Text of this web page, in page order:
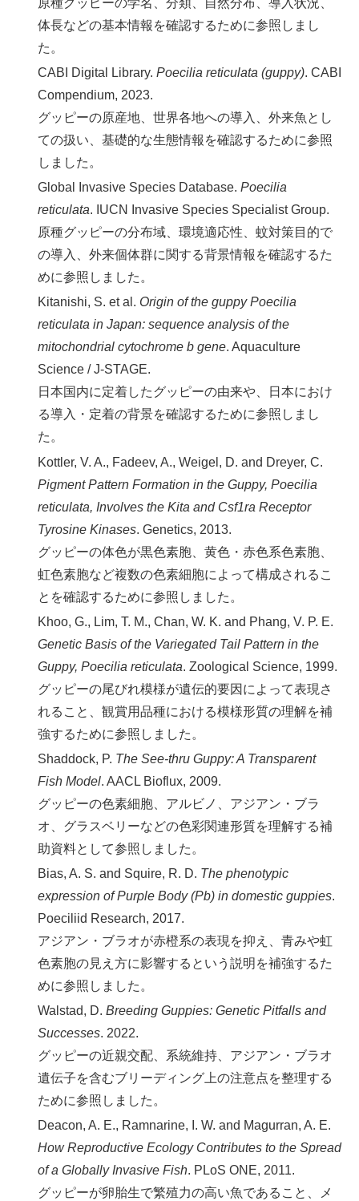
体長などの基本情報を確認するために参照しまし
た。
CABI Digital Library.Poecilia reticulata (guppy). CABI
Compendium, 2023.
グッピーの原産地、世界各地への導入、外来魚とし
ての扱い、基礎的な生態情報を確認するために参照
しました。
Global Invasive Species Database.Poecilia
reticulata. IUCN Invasive Species Specialist Group.
原種グッピーの分布域、環境適応性、蚊対策目的で
の導入、外来個体群に関する背景情報を確認するた
めに参照しました。
Kitanishi, S. et al. Origin of the guppy Poecilia
reticulata in Japan: sequence analysis of the
mitochondrial cytochrome b gene. Aquaculture
Science / J-STAGE.
日本国内に定着したグッピーの由来や、日本におけ
る導入・定着の背景を確認するために参照しまし
た。
Kottler, V. A., Fadeev, A., Weigel, D. and Dreyer, C.
Pigment Pattern Formation in the Guppy, Poecilia
reticulata, Involves the Kita and Csf1ra Receptor
Tyrosine Kinases. Genetics, 2013.
グッピーの体色が黒色素胞、黄色・赤色系色素胞、
虹色素胞など複数の色素細胞によって構成されるこ
とを確認するために参照しました。
Khoo, G., Lim, T. M., Chan, W. K. and Phang, V. P. E.
Genetic Basis of the Variegated Tail Pattern in the
Guppy, Poecilia reticulata. Zoological Science, 1999.
グッピーの尾びれ模様が遺伝的要因によって表現さ
れること、観賞用品種における模様形質の理解を補
強するために参照しました。
Shaddock, P. The See-thru Guppy: A Transparent
Fish Model. AACL Bioflux, 2009.
グッピーの色素細胞、アルビノ、アジアン・ブラ
オ、グラスベリーなどの色彩関連形質を理解する補
助資料として参照しました。
Bias, A. S. and Squire, R. D. The phenotypic
expression of Purple Body (Pb) in domestic guppies.
Poeciliid Research, 2017.
アジアン・ブラオが赤橙系の表現を抑え、青みや虹
色素胞の見え方に影響するという説明を補強するた
めに参照しました。
Walstad, D.Breeding Guppies: Genetic Pitfalls and
Successes. 2022.
グッピーの近親交配、系統維持、アジアン・ブラオ
遺伝子を含むブリーディング上の注意点を整理する
ために参照しました。
Deacon, A. E., Ramnarine, I. W. and Magurran, A. E.
How Reproductive Ecology Contributes to the Spread
of a Globally Invasive Fish. PLoS ONE, 2011.
グッピーが卵胎生で繁殖力の高い魚であること、メ